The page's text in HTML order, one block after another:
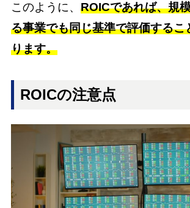
このように、 ROICであれば、規
る事業でも同じ基準で評価するこ
ります。
ROICの注意点